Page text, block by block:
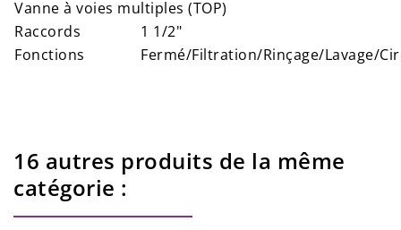
Vanne à voies multiples (TOP)
Raccords
1 1/2"
Fonctions
Fermé/Filtration/Rinçage/Lavage/
16 autres produits de la même
catégorie :